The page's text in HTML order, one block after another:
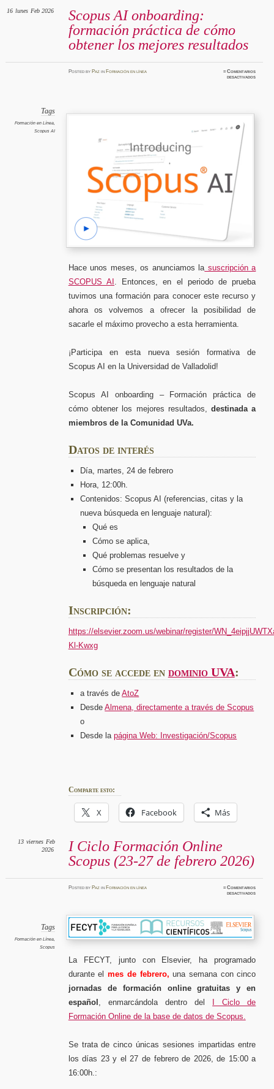
Scopus AI onboarding:
formación práctica de cómo
obtener los mejores resultados
16 lunes Feb 2026
Postedby Paz in Formación en línea ≈Comentarios
desactivadosen
Tags
Formación en Línea,
Scopus AI
Hace unos meses, os anunciamos la suscripción a
SCOPUS AI
. Entonces, en el periodo de prueba
tuvimos una formación para conocer este recurso y
ahora os volvemos a ofrecer la posibilidad de
sacarle el máximo provecho a esta herramienta.
¡Participa en esta nueva sesión formativa de
Scopus AI en la Universidad de Valladolid!
Scopus AI onboarding – Formación práctica de
cómo obtener los mejores resultados,destinada a
miembros de la Comunidad UVa.
Datos de interés
Día, martes, 24 de febrero
Hora, 12:00h.
Contenidos: Scopus AI (referencias, citas y la
nueva búsqueda en lenguaje natural):
Qué es
Cómo se aplica,
Qué problemas resuelve y
Cómo se presentan los resultados de la
búsqueda en lenguaje natural
Inscripción:
https://elsevier.zoom.us/webinar/register/
Kl-Kwxg
Cómo se accede en dominio UVA:
a través deAtoZ
DesdeAlmena, directamente a través de Scopus
o
Desde lapágina Web: Investigación/Scopus
Comparte esto:
X Facebook Más
I Ciclo Formación Online
Scopus (23-27 de febrero 2026)
13 viernes Feb
2026
Postedby Paz in Formación en línea ≈Comentarios
desactivadosen
Tags
Formación en Línea,
Scopus
La FECYT, junto con Elsevier, ha programado
durante elmes de febrero, una semana con cinco
jornadas de formación online gratuitas y en
español , enmarcándola dentro del
I Ciclo de
Formación Online de la base de datos de Scopus.
Se trata de cinco únicas sesiones impartidas entre
los días 23 y el 27 de febrero de 2026, de 15:00 a
16:00h.: